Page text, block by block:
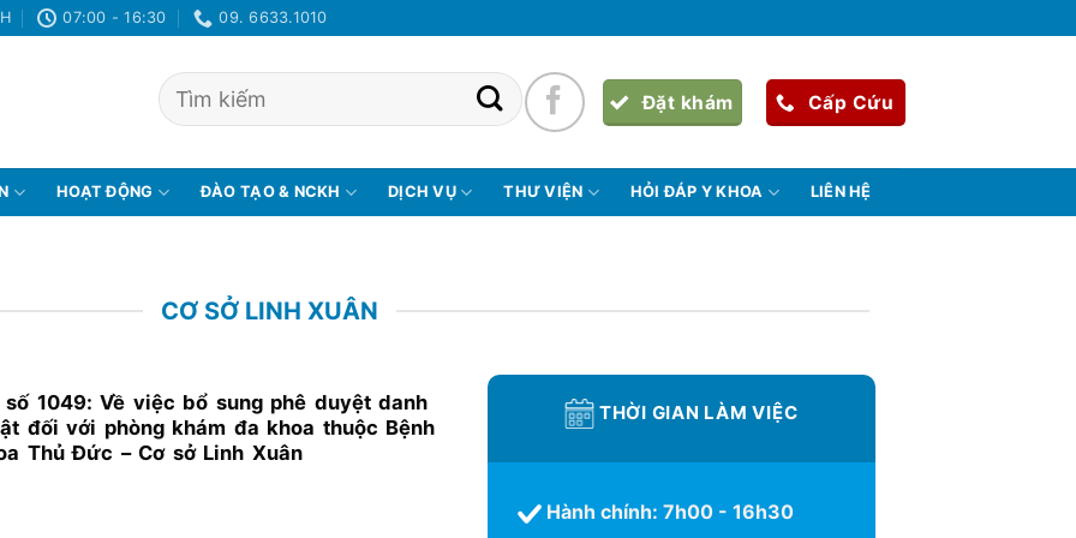
07:00 - 16:30 09. 6633.1010
Đặt khám Cấp Cứu
HOẠT ĐỘNG ĐÀO TẠO & NCKH DỊCH VỤ THƯ VIỆN HỎI ĐÁP Y KHOA LIÊN HỆ
CƠ SỞ LINH XUÂN
1049: Về việc bổ sung phê duyệt danh
đối với phòng khám đa khoa thuộc Bệnh
Thủ Đức – Cơ sở Linh Xuân
THỜI GIAN LÀM VIỆC
Hành chính: 7h00 - 16h30